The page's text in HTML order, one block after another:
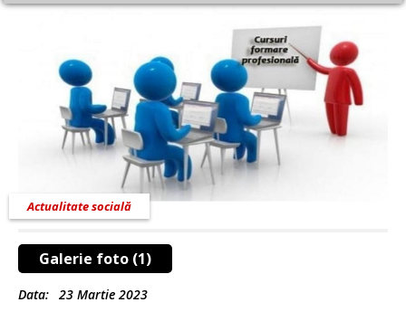
Galerie foto (1)
Actualitate socială
Data: 23 Martie 2023